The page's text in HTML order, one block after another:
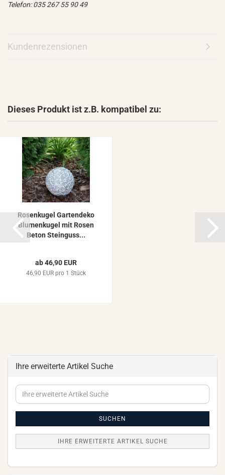
Telefon: 035 267 55 90 49
Kundenrezensionen
Dieses Produkt ist z.B. kompatibel zu:
Ro­sen­ku­gel Gar­ten­de­ko
Blu­men­ku­gel mit Rosen
Beton Stein­guss...
ab 46,90 EUR
46,90 EUR pro 1 Stück
Ihre erweiterte Artikel Suche
Ihre
erweiterte
SUCHEN
IHRE ERWEITERTE ARTIKEL SUCHE